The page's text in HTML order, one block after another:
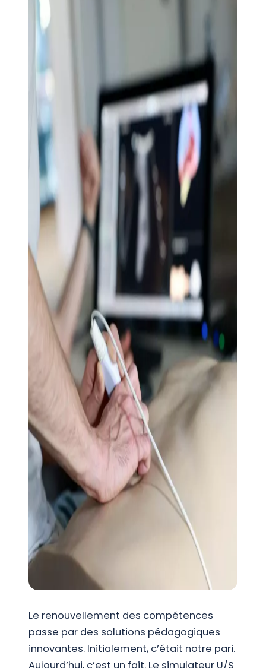
Le renouvellement des compétences
passe par des solutions pédagogiques
innovantes. Initialement, c’était notre pari.